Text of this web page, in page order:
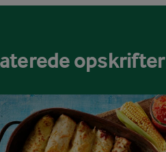
opskrifter